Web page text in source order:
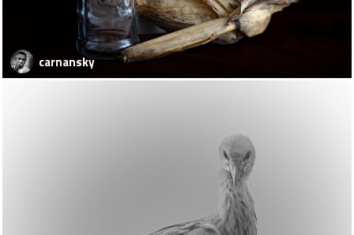
carnansky